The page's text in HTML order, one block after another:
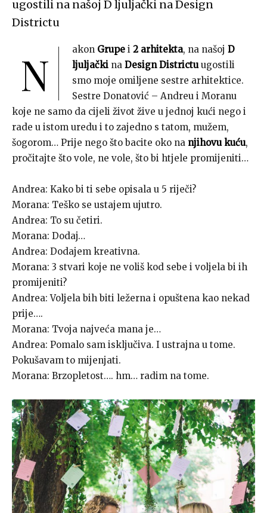
ugostili na našoj D ljuljački na Design
Districtu
N akon Grupe i 2 arhitekta, na našoj D
ljuljački na Design Districtuugostili
smo moje omiljene sestre arhitektice.
Sestre Donatović – Andreu i Moranu
koje ne samo da cijeli život žive u jednoj kući nego i
rade u istom uredu i to zajedno s tatom, mužem,
šogorom… Prije nego što bacite oko na njihovu kuću,
pročitajte što vole, ne vole, što bi htjele promijeniti…
Andrea: Kako bi ti sebe opisala u 5 riječi?
Morana: Teško se ustajem ujutro.
Andrea: To su četiri.
Morana: Dodaj…
Andrea: Dodajem kreativna.
Morana: 3 stvari koje ne voliš kod sebe i voljela bi ih
promijeniti?
Andrea: Voljela bih biti ležerna i opuštena kao nekad
prije….
Morana: Tvoja najveća mana je…
Andrea: Pomalo sam isključiva. I ustrajna u tome.
Pokušavam to mijenjati.
Morana: Brzopletost…. hm… radim na tome.